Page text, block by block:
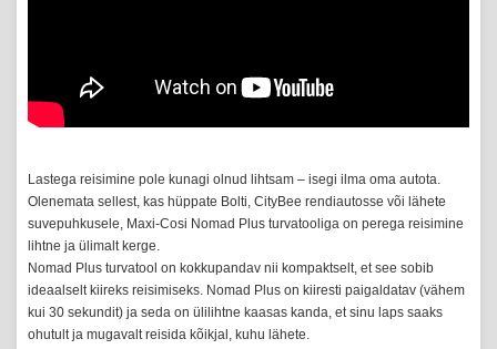
Lastega reisimine pole kunagi olnud lihtsam – isegi ilma oma autota.
Olenemata sellest, kas hüppate Bolti, CityBee rendiautosse või lähete
suvepuhkusele, Maxi-Cosi Nomad Plus turvatooliga on perega reisimine
lihtne ja ülimalt kerge.
Nomad Plus turvatool on kokkupandav nii kompaktselt, et see sobib
ideaalselt kiireks reisimiseks. Nomad Plus on kiiresti paigaldatav (vähem
kui 30 sekundit) ja seda on ülilihtne kaasas kanda, et sinu laps saaks
ohutult ja mugavalt reisida kõikjal, kuhu lähete.